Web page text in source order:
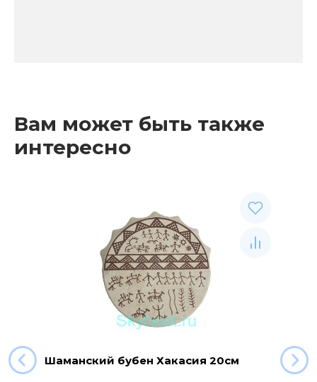
Вам может быть также
интересно
Шаманский бубен Хакасия 20см